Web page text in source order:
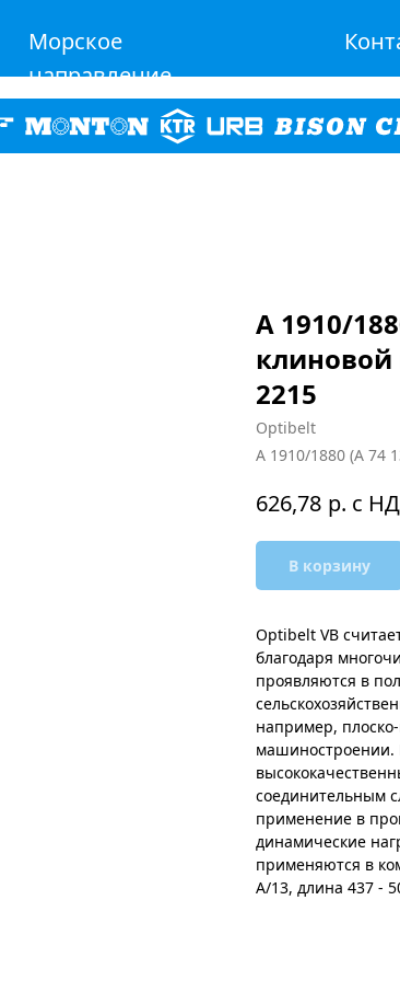
Морское
направление
A 1910/
клиновой
2215
Optibelt
A 1910/1880 (A 74
626,78 р. с
В корзину
Optibelt VB
благодаря
проявляются в
например,
машиностроении.
соединительным
применение в
динамические
применяются в
A/13, длина 437 -